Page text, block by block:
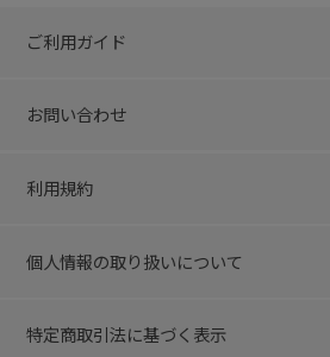
ご利用ガイド
お問い合わせ
利用規約
個人情報の取り扱いについて
特定商取引法に基づく表示